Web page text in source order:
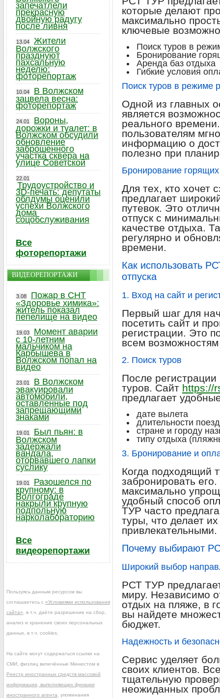
которые делают
максимально
ключевые
Поиск туров в
Бронирование
Аренда баз отдыха
Гибкие условия
Поиск туров в режиме
Одной из главных
является
реального
пользователям
информацию о
полезно при
Бронирование горящих
Для тех, кто хочет
предлагает
путевок. Это
отпуск с
качестве отдыха.
регулярно и
времени.
Как использовать
отпуска
1. Вход на сайт и
Первый шаг для
посетить сайт и
регистрации. Это
всем
2. Поиск туров
После регистрации
туров. Сайт https://
предлагает
дате вылета
длительности
стране и городу
типу отдыха
3. Бронирование и
Когда подходящий
забронировать
максимально
удобный способ
ТУР часто
туры, что делает
привлекательными.
Почему выбирают
Широкий выбор
РСТ ТУР
миру. Независимо
отдых на пляже, в
вы найдете
бюджет.
Надежность и
Сервис уделяет
своих клиентов.
тщательную
неожиданных
запечатлели
прекрасную
двойную радугу
после ливня
13.04
Жители
Волжского
празднуют
пахсальную
неделю:
фоторепортаж
10.04
В Волжском
зацвела весна:
фоторепортаж
24.01
Вороны,
дорожки и туалет: в
Волжском обсудили
обновление
заброшенного
участка сквера на
улице Советской
22.01
Трудоустройство и
3D-печать: депутаты
облдумы оценили
успехи Волжского
дома
соцобслуживания
Все
фоторепортажи
ВИДЕОРЕПОРТАЖИ
3.08
Пожар в СНТ
«Здоровье химика»:
житель показал
пепелище на видео
19.03
Момент аварии
с 10-летним
мальчиком на
Карбышева в
Волжском попал на
видео
23.01
В Волжском
эвакуировали
автомобили,
оставленные под
запрещающими
знаками
19.01
Был пьян: в
Волжском
задержали
вандала,
оторвавшего лапки
суслику
19.01
Разошелся по
крупному: в
Волгограде
накрыли крупную
подпольную
нарколабораторию
Все
видеорепортажи
Пользуясь данным ресурсом вы
соглашаетесь с «Условиями использования
сайта» , в т.ч. даёте разрешение на сбор,
анализ и хранение своих персональных
данных, в т.ч. cookies.
На сайте могут содержаться ссылки на
СМИ, физлиц включённые Минюстом в
Реестр иностранных средств массовой
информации, выполняющих функции
иностранного агента , упоминания